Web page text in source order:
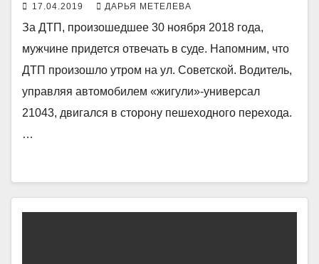
17.04.2019 ДАРЬЯ МЕТЕЛЕВА
За ДТП, произошедшее 30 ноября 2018 года,
мужчине придется отвечать в суде. Напомним, что
ДТП произошло утром на ул. Советской. Водитель,
управляя автомобилем «жигули»-универсал
21043, двигался в сторону пешеходного перехода.
…